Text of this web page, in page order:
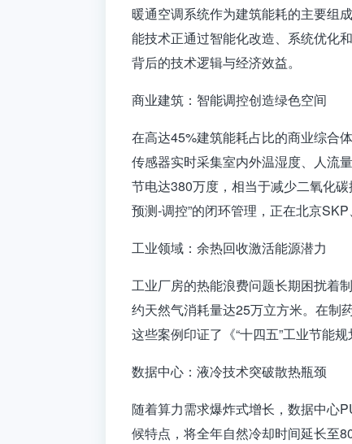
暖通空调系统作为建筑能耗的主要组
能技术正通过智能化改造、系统优化
背后的技术逻辑与经济效益。
商业建筑：智能调控创造绿色空间
在高达45%建筑能耗占比的商业综合
传感器实时采集室内外温湿度、人流
节电达380万度，相当于减少二氧化
预测-调控”的闭环管理，正在北京
工业领域：余热回收激活能源潜力
工业厂房的热能浪费问题长期困扰着
约天然气消耗量达25万立方米。在制
这些案例印证了《“十四五”工业节能
数据中心：液冷技术突破散热瓶颈
随着算力需求爆炸式增长，数据中心
候特点，将全年自然冷却时间延长至